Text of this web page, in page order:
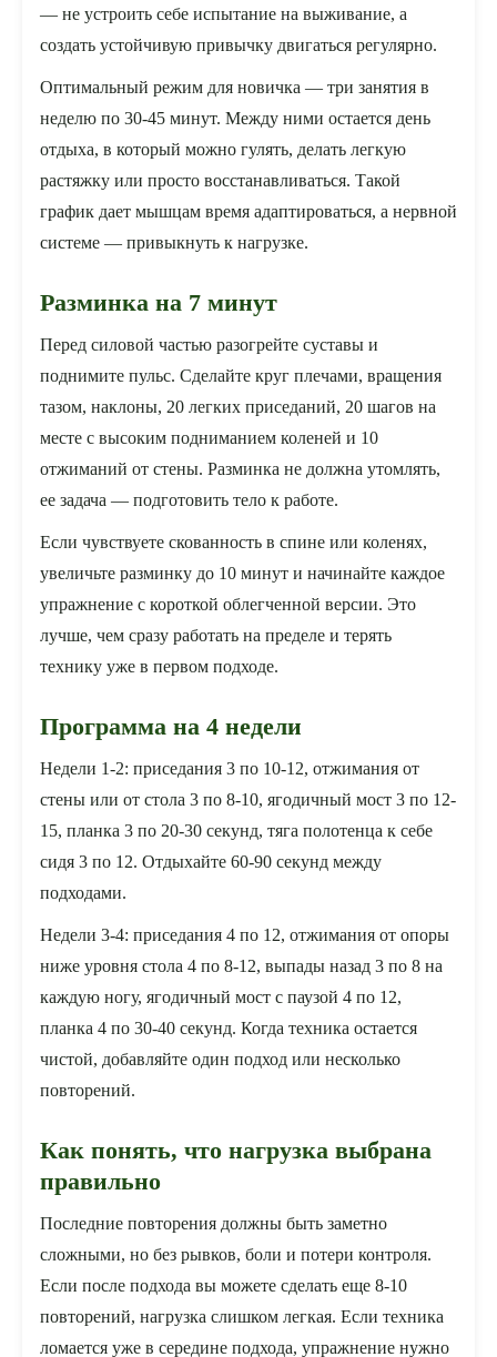
— не устроить себе испытание на выживание, а
создать устойчивую привычку двигаться регулярно.
Оптимальный режим для новичка — три занятия в
неделю по 30-45 минут. Между ними остается день
отдыха, в который можно гулять, делать легкую
растяжку или просто восстанавливаться. Такой
график дает мышцам время адаптироваться, а нервной
системе — привыкнуть к нагрузке.
Разминка на 7 минут
Перед силовой частью разогрейте суставы и
поднимите пульс. Сделайте круг плечами, вращения
тазом, наклоны, 20 легких приседаний, 20 шагов на
месте с высоким подниманием коленей и 10
отжиманий от стены. Разминка не должна утомлять,
ее задача — подготовить тело к работе.
Если чувствуете скованность в спине или коленях,
увеличьте разминку до 10 минут и начинайте каждое
упражнение с короткой облегченной версии. Это
лучше, чем сразу работать на пределе и терять
технику уже в первом подходе.
Программа на 4 недели
Недели 1-2: приседания 3 по 10-12, отжимания от
стены или от стола 3 по 8-10, ягодичный мост 3 по 12-
15, планка 3 по 20-30 секунд, тяга полотенца к себе
сидя 3 по 12. Отдыхайте 60-90 секунд между
подходами.
Недели 3-4: приседания 4 по 12, отжимания от опоры
ниже уровня стола 4 по 8-12, выпады назад 3 по 8 на
каждую ногу, ягодичный мост с паузой 4 по 12,
планка 4 по 30-40 секунд. Когда техника остается
чистой, добавляйте один подход или несколько
повторений.
Как понять, что нагрузка выбрана
правильно
Последние повторения должны быть заметно
сложными, но без рывков, боли и потери контроля.
Если после подхода вы можете сделать еще 8-10
повторений, нагрузка слишком легкая. Если техника
ломается уже в середине подхода, упражнение нужно